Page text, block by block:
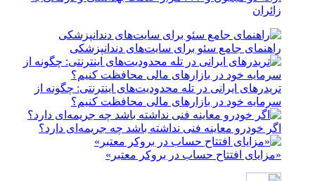
زائران
راهنمای جامع سئو برای سایت‌های دندانپزشکی
تریدرهای ایرانی در تله محدودیت‌های اینترنتی: چگونه از
سرمایه خود در بازارهای مالی محافظت کنیم؟
اگر خودرو معاینه فنی نداشته باشد چه جریمه‌ای دارد؟
«مزایای افتتاح حساب در بروکر معتبر»